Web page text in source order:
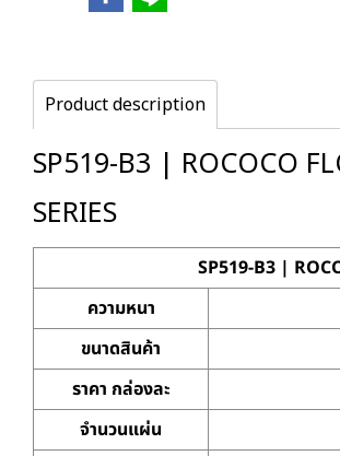
Product description
SP519-B3 | ROCOCO
SERIES
SP519-B3 |
ความหนา
ขนาดสินค้า
ราคา กล่องละ
จำนวนแผ่น